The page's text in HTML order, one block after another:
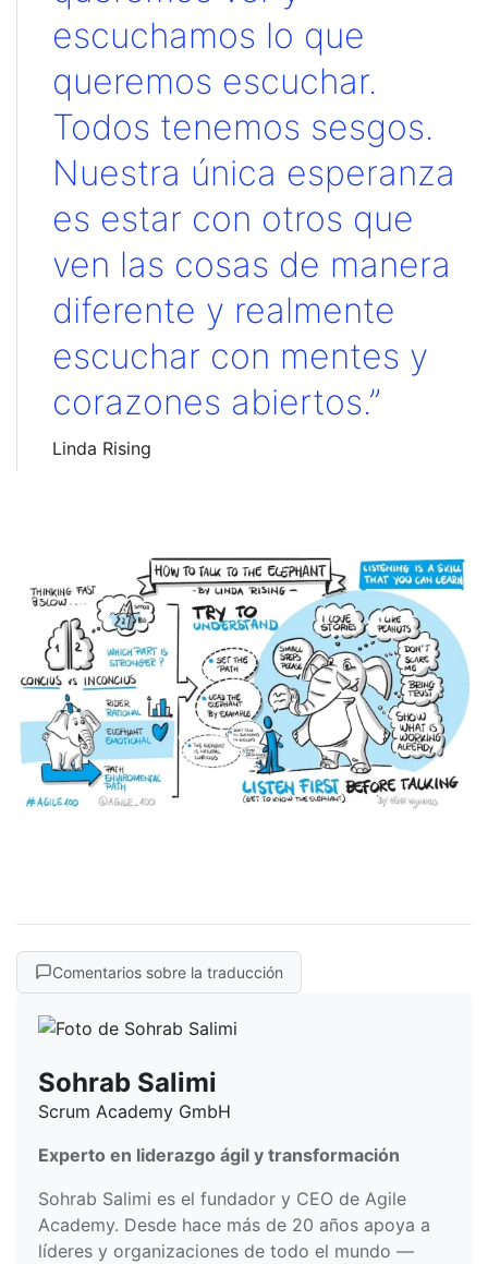
escuchamos lo que
queremos escuchar.
Todos tenemos sesgos.
Nuestra única esperanza
es estar con otros que
ven las cosas de manera
diferente y realmente
escuchar con mentes y
corazones abiertos.”
Linda Rising
Comentarios sobre la traducción
Sohrab Salimi
Scrum Academy GmbH
Experto en liderazgo ágil y transformación
Sohrab Salimi es el fundador y CEO de Agile
Academy. Desde hace más de 20 años apoya a
líderes y organizaciones de todo el mundo —